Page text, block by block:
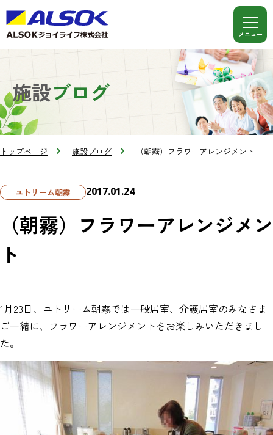
施設ブログ
トップページ 施設ブログ （朝霧）フラワーアレンジメント
ユトリーム朝霧 2017.01.24
（朝霧）フラワーアレンジメン
ト
1月23日、ユトリーム朝霧では一般居室、介護居室のみなさま
ご一緒に、フラワーアレンジメントをお楽しみいただきまし
た。